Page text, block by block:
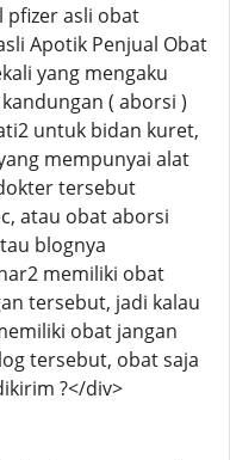
asli obat
Apotik Penjual Obat
yang mengaku
( aborsi )
untuk bidan kuret,
mempunyai alat
tersebut
atau obat aborsi
blognya
memiliki obat
tersebut, jadi kalau
obat jangan
tersebut, obat saja
?</div>